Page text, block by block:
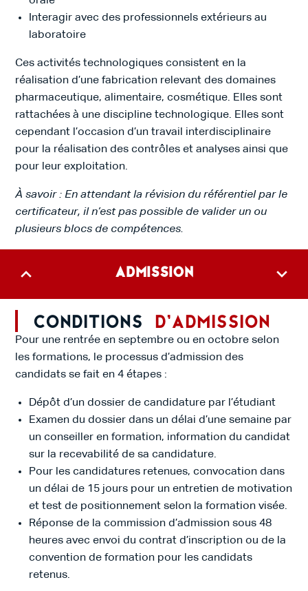
Interagir avec des professionnels extérieurs au
laboratoire
Ces activités technologiques consistent en la
réalisation d’une fabrication relevant des domaines
pharmaceutique, alimentaire, cosmétique. Elles sont
rattachées à une discipline technologique. Elles sont
cependant l’occasion d’un travail interdisciplinaire
pour la réalisation des contrôles et analyses ainsi que
pour leur exploitation.
À savoir : En attendant la révision du référentiel par le
certificateur, il n’est pas possible de valider un ou
plusieurs blocs de compétences.
Admission
Conditions d’admission
Pour une rentrée en septembre ou en octobre selon
les formations, le processus d’admission des
candidats se fait en 4 étapes :
Dépôt d’un dossier de candidature par l’étudiant
Examen du dossier dans un délai d’une semaine par
un conseiller en formation, information du candidat
sur la recevabilité de sa candidature.
Pour les candidatures retenues, convocation dans
un délai de 15 jours pour un entretien de motivation
et test de positionnement selon la formation visée.
Réponse de la commission d’admission sous 48
heures avec envoi du contrat d’inscription ou de la
convention de formation pour les candidats
retenus.